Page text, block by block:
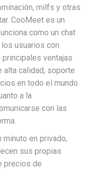
milfs y otras
CooMeet es un
como un chat
usuarios con
ventajas
alta calidad, soporte
en todo el mundo.
a la
con las
minuto en privado,
sus propias
precios de